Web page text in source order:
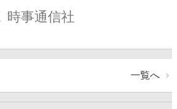
時事通信社
一覧へ